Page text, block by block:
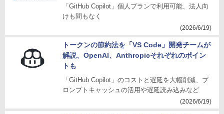
「GitHub Copilot」個人プランで利用可能、法人向
けも間もなく
(2026/6/19)
トークンの節約法を「VS Code」開発チームが
解説、OpenAI、Anthropicそれぞれのポイン
トも
「GitHub Copilot」のコストと遅延を大幅削減、プ
ロンプトキャッシュの活用や遅延読み込みなど
(2026/6/19)